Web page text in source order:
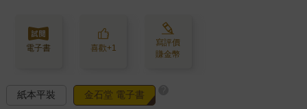
電子書 喜歡+1
寫評價
賺金幣
紙本平裝 金石堂 電子書